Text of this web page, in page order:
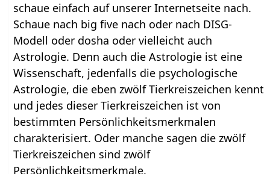
schaue einfach auf unserer Internetseite nach.
Schaue nach big five nach oder nach DISG-
Modell oder dosha oder vielleicht auch
Astrologie. Denn auch die Astrologie ist eine
Wissenschaft, jedenfalls die psychologische
Astrologie, die eben zwölf Tierkreiszeichen kennt
und jedes dieser Tierkreiszeichen ist von
bestimmten Persönlichkeitsmerkmalen
charakterisiert. Oder manche sagen die zwölf
Tierkreiszeichen sind zwölf
Persönlichkeitsmerkmale.